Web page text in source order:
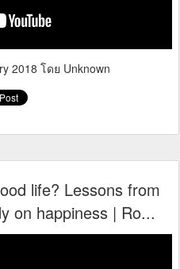
2018 โดย Unknown
life? Lessons from
on happiness | Ro...